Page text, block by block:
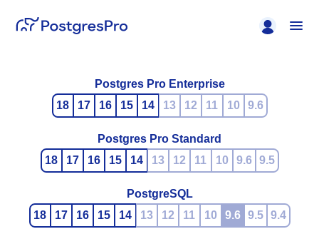
Postgres Pro Enterprise
18
17 16 15 14 13 12 11 10 9.6
Postgres Pro Standard
18
17 16 15 14 13 12 11 10 9.6 9.5
PostgreSQL
18
17 16 15 14 13 12 11 10 9.6 9.5 9.4